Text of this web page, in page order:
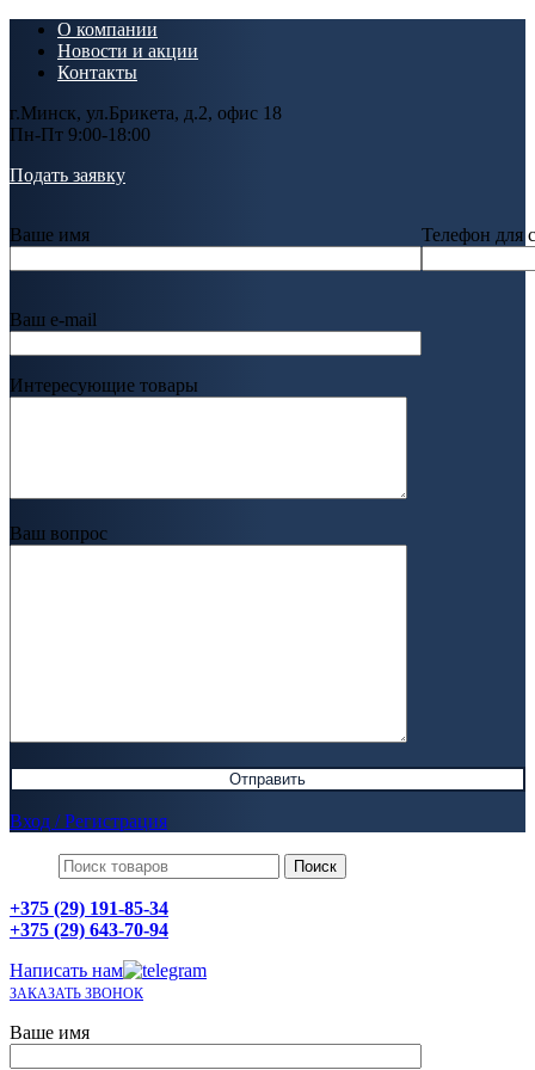
О компании
Новости и акции
Контакты
г.Минск, ул.Брикета, д.2, офис 18
Пн-Пт 9:00-18:00
Подать заявку
Ваше имя Телефон для
Ваш e-mail
Интересующие товары
Ваш вопрос
Вход / Регистрация
Поиск
+375 (29) 191-85-34
+375 (29) 643-70-94
Написать нам
ЗАКАЗАТЬ ЗВОНОК
Ваше имя